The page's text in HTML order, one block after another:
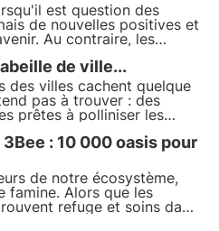
est question des
de nouvelles positives et
Au contraire, les
sont les dangers qui
saisons défavorables à la
maladies et les
de ville...
des villes cachent quelque
pas à trouver : des
prêtes à polliniser les
années, la
toits des bâtiments
de plus en plus
: 10 000 oasis pour
de notre écosystème,
famine. Alors que les
refuge et soins dans
les abeilles sauvages se